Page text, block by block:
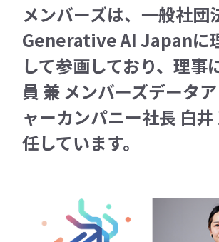
メンバーズは、一般社団
Generative AI Japanに
して参画しており、理事
員 兼 メンバーズデータ
ャーカンパニー社長 白
任しています。